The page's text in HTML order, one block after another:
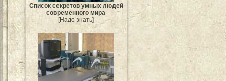
Список секретов умных людей
современного мира
[Надо знать]